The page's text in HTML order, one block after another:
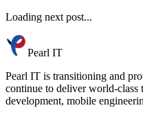
Loading next post...
Pearl IT
Pearl IT is transitioning and
continue to deliver world-
development, mobile